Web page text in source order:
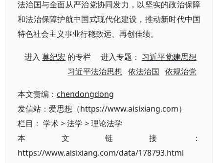
法治国与全面从严治党协同发力，以坚实的政治保障
和法治保障护航中国式现代化建设，推动新时代中国
特色社会主义事业行稳致远、再创佳绩。
进入莫纪宏 的专栏 进入专题： 习近平党建思想
习近平法治思想
依法治国 依规治党
本文责编： chendongdong
发信站：爱思想（https://www.aisixiang.com）
栏目： 学术>法学 >理论法学
本文链接：
https://www.aisixiang.com/data/178793.html